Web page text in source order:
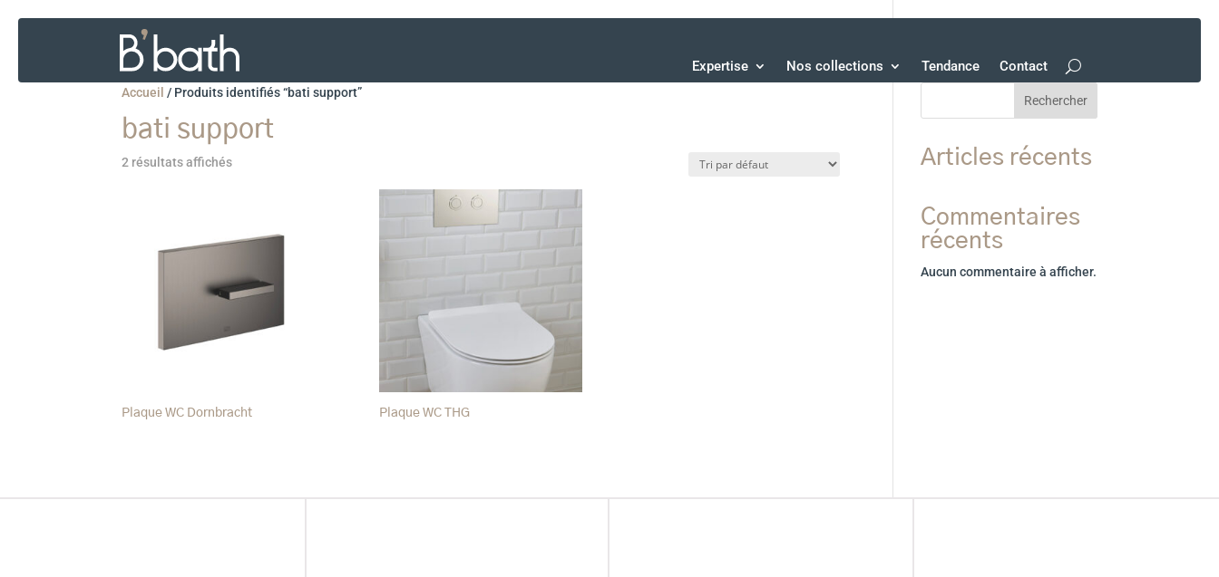
Expertise Nos collections Tendance Contact
Accueil / Produits identifiés “bati support”
bati support
2 résultats affichés
Plaque WC Dornbracht Plaque WC THG
Rechercher
Articles récents
Commentaires
récents
Aucun commentaire à afficher.